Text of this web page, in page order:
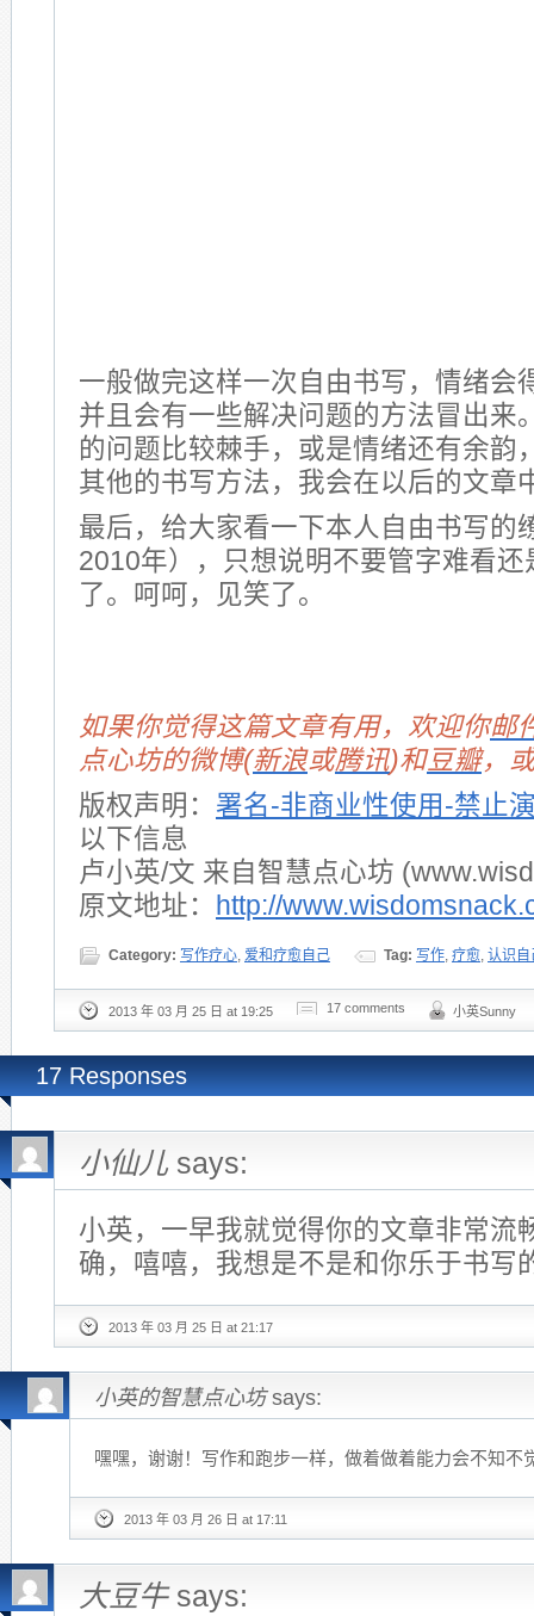
一般做完这样一次自由书写，情绪会
并且会有一些解决问题的方法冒出来
的问题比较棘手，或是情绪还有余韵
其他的书写方法，我会在以后的文章
最后，给大家看一下本人自由书写的
2010年），只想说明不要管字难看
了。呵呵，见笑了。
如果你觉得这篇文章有用，欢迎你邮
点心坊的微博(新浪或腾讯)和豆瓣，
版权声明： 署名-非商业性使用-禁止
以下信息
卢小英/文 来自智慧点心坊
原文地址：
http://
Category: 写作疗心, 爱和疗愈自己 Tag: 写作, 疗愈, 认识自
2013 年 03 月 25 日 at 19:25 17 comments 小英Sunny
17 Responses
小仙儿 says:
小英，一早我就觉得你的文章非常流
确，嘻嘻，我想是不是和你乐于书写
2013 年 03 月 25 日 at 21:17
小英的智慧点心坊 says:
嘿嘿，谢谢！写作和跑步一样，做着做着能力会不知不
2013 年 03 月 26 日 at 17:11
大豆牛 says: